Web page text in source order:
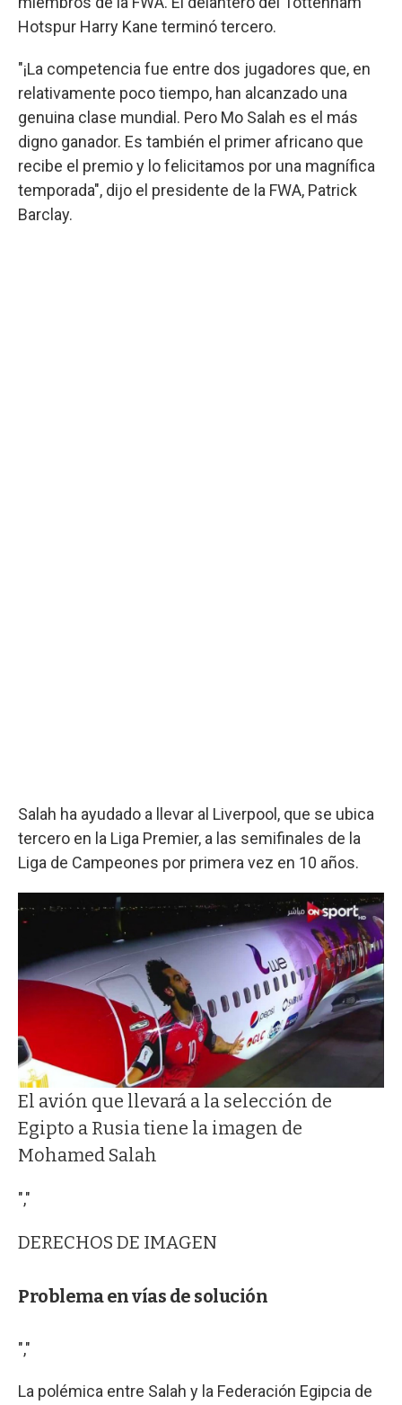
Hotspur Harry Kane terminó tercero.
"¡La competencia fue entre dos jugadores que, en
relativamente poco tiempo, han alcanzado una
genuina clase mundial. Pero Mo Salah es el más
digno ganador. Es también el primer africano que
recibe el premio y lo felicitamos por una magnífica
temporada", dijo el presidente de la FWA, Patrick
Barclay.
Salah ha ayudado a llevar al Liverpool, que se ubica
tercero en la Liga Premier, a las semifinales de la
Liga de Campeones por primera vez en 10 años.
El avión que llevará a la selección de
Egipto a Rusia tiene la imagen de
Mohamed Salah
","
DERECHOS DE IMAGEN
Problema en vías de solución
","
La polémica entre Salah y la Federación Egipcia de